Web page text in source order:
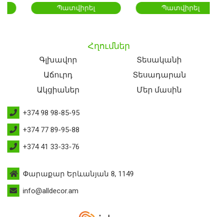
Պատվիրել Պատվիրել
Հղումներ
Գլխավոր
Տեսականի
Աճուրդ
Տեսադարան
Ակցիաներ
Մեր մասին
+374 98 98-85-95
+374 77 89-95-88
+374 41 33-33-76
Փարաքար Երևանյան 8, 1149
info@alldecor.am